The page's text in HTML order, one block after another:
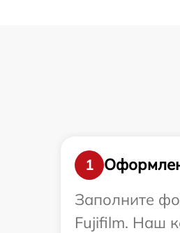
1
Заполните
Fujifilm. Наш